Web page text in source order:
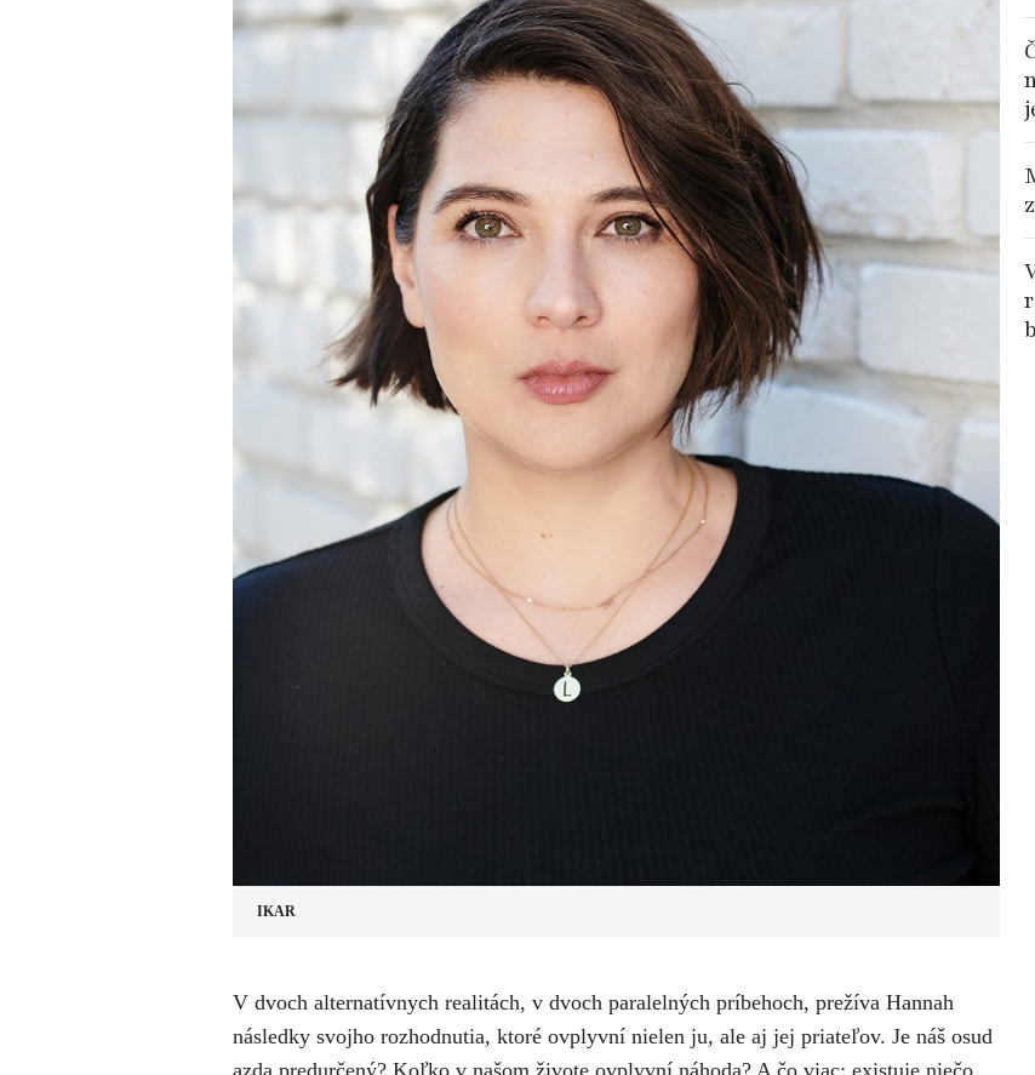
IKAR
V dvoch alternatívnych realitách, v dvoch paralelných príbehoch, prežíva Hannah
následky svojho rozhodnutia, ktoré ovplyvní nielen ju, ale aj jej priateľov. Je náš osud